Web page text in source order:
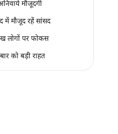
मौजूदगी
में मौजूद रहें सांसद
लोगों पर फोकस
को बड़ी राहत